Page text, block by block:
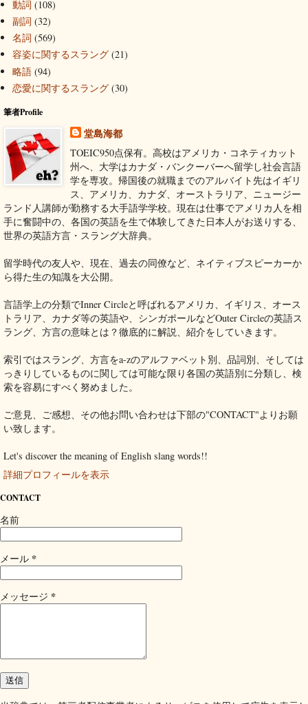
動詞 (108)
副詞 (32)
名詞 (569)
容姿に関するスラング (21)
略語 (94)
恋愛に関するスラング (30)
筆者Profile
堂島海都
TOEIC950点保有。高校はアメリカ・コネティカット
州へ、大学はカナダ・バンクーバーへ留学し社会言語
学を専攻。帰国後の就職までのアルバイト先はイギリ
ス、アメリカ、カナダ、オーストラリア、ニュージー
ランド人講師が勤務する大手語学学校。現在は仕事でアメリカ人を相
手に奮闘中の、各国の英語を生で体験してきた日本人がお送りする、
世界の英語方言・スラング大辞典。
留学時代の友人や、現在、過去の同僚など、ネイティブスピーカーか
ら得た生の知識を大公開。
言語学上の分類でInner Circleと呼ばれるアメリカ、イギリス、オース
トラリア、カナダ等の英語や、シンガポールなどOuter Circleの英語ス
ラング、方言の意味とは？徹底的に解説、紹介をしていきます。
索引ではスラング、方言をa-zのアルファベット別、品詞別、そしては
っきりしているものに関しては可能な限り各国の英語別に分類し、検
索を容易にすべく努めました。
ご意見、ご感想、その他お問い合わせは下部の"CONTACT"よりお願
い致します。
Let's discover the meaning of English slang words!!
詳細プロフィールを表示
CONTACT
名前
メール *
メッセージ *